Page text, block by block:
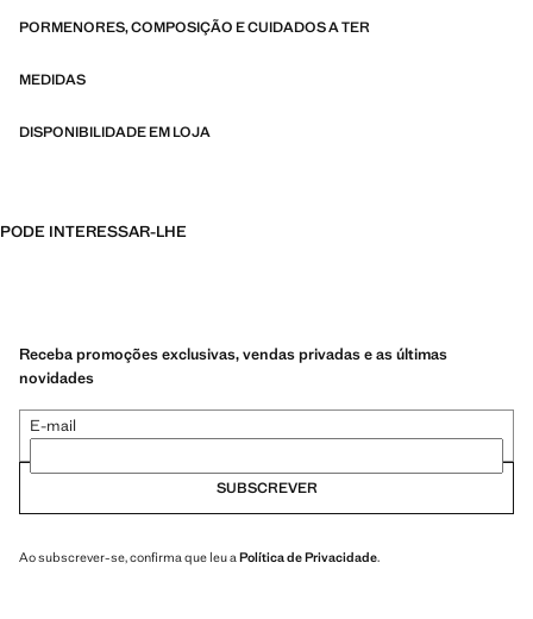
PORMENORES, COMPOSIÇÃO E CUIDADOS A TER
MEDIDAS
DISPONIBILIDADE EM LOJA
PODE INTERESSAR-LHE
Receba promoções exclusivas, vendas privadas e as últimas
novidades
E-mail
SUBSCREVER
Ao subscrever-se, confirma que leu a Política de Privacidade.